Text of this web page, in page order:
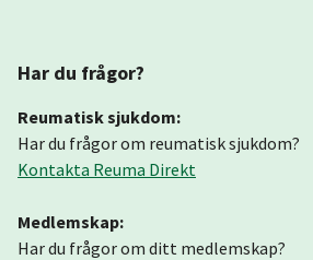
Har du frågor?
Reumatisk sjukdom:
Har du frågor om reumatisk sjukdom?
Kontakta Reuma Direkt
Medlemskap:
Har du frågor om ditt medlemskap?